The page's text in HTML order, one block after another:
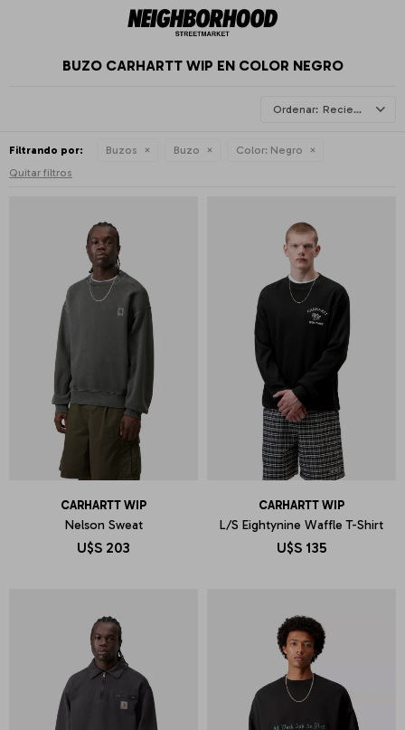
BUZO CARHARTT WIP EN COLOR NEGRO
Recientes
Filtrando por: Buzos Buzo Color: Negro
Quitar filtros
CARHARTT WIP
Nelson Sweat
U$S 203
CARHARTT WIP
L/S Eightynine Waffle T-Shirt
U$S 135